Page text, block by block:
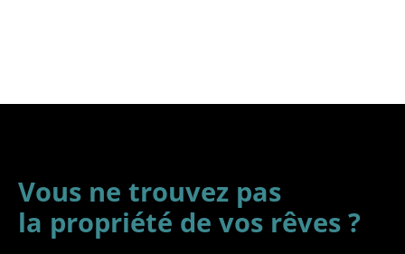
Vous ne trouvez pas
la propriété de vos rêves ?